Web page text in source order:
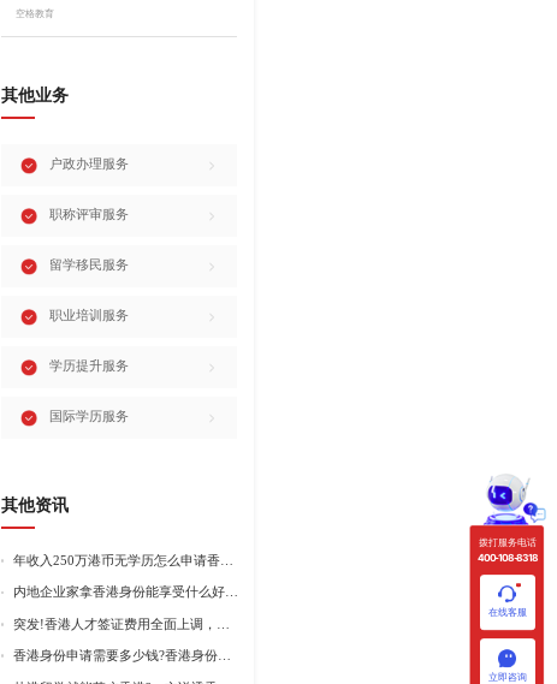
拨打服务电话
400-108-8318
在线客服
立即咨询
空格教育
其他业务
户政办理服务
职称评审服务
留学移民服务
职业培训服务
学历提升服务
国际学历服务
其他资讯
内地企业家拿香港身份能享受什么好处?哪种申请途径更适合企业家?